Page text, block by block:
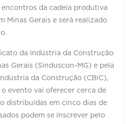
da cadeia produtiva
Minas Gerais e será realizado
da Indústria da Construção
Gerais (Sinduscon-MG) e pela
da Construção (CBIC),
evento vai oferecer cerca de
distribuídas em cinco dias de
podem se inscrever pelo